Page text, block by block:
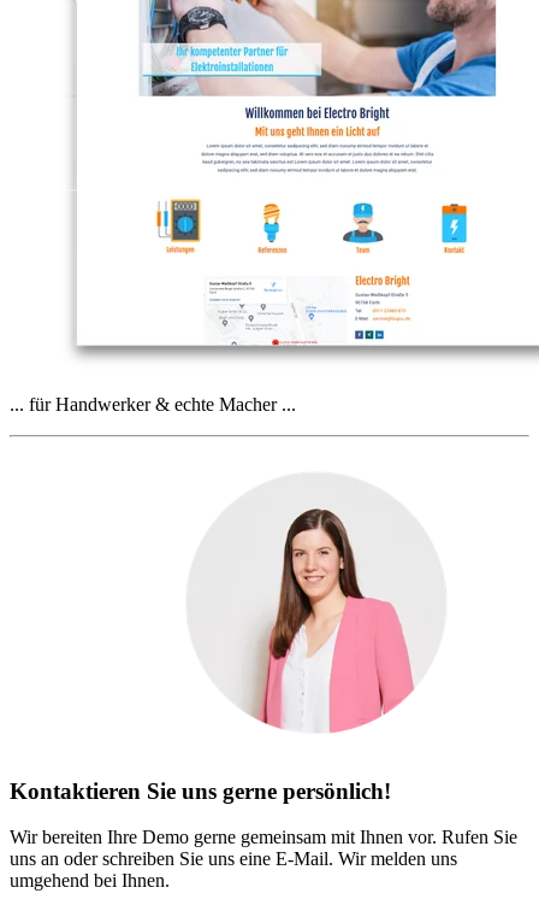
... für Handwerker & echte Macher ...
Kontaktieren Sie uns gerne persönlich!
Wir bereiten Ihre Demo gerne gemeinsam mit Ihnen vor. Rufen Sie
uns an oder schreiben Sie uns eine E-Mail. Wir melden uns
umgehend bei Ihnen.